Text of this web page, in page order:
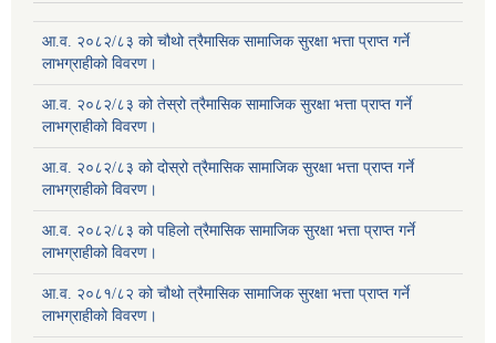
आ.व. २०८२/८३ को चौथो त्रैमासिक सामाजिक सुरक्षा भत्ता प्राप्त गर्ने
लाभग्राहीको विवरण।
आ.व. २०८२/८३ को तेस्रो त्रैमासिक सामाजिक सुरक्षा भत्ता प्राप्त गर्ने
लाभग्राहीको विवरण।
आ.व. २०८२/८३ को दोस्रो त्रैमासिक सामाजिक सुरक्षा भत्ता प्राप्त गर्ने
लाभग्राहीको विवरण।
आ.व. २०८२/८३ को पहिलो त्रैमासिक सामाजिक सुरक्षा भत्ता प्राप्त गर्ने
लाभग्राहीको विवरण।
आ.व. २०८१/८२ को चौथो त्रैमासिक सामाजिक सुरक्षा भत्ता प्राप्त गर्ने
लाभग्राहीको विवरण।